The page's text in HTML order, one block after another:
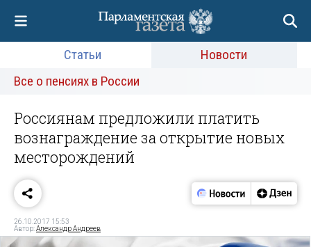
Статьи
Новости
Все о пенсиях в России
Россиянам предложили платить
вознаграждение за открытие новых
месторождений
26.10.2017 15:53
Автор:Александр Андреев